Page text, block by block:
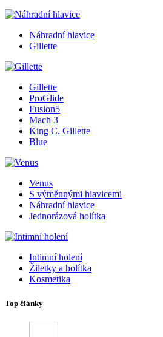
Náhradní hlavice
Gillette
Gillette
ProGlide
Fusion5
Mach 3
King C. Gillette
Blue
Venus
S výměnnými hlavicemi
Náhradní hlavice
Jednorázová holítka
Intimní holení
Žiletky a holítka
Kosmetika
Top články